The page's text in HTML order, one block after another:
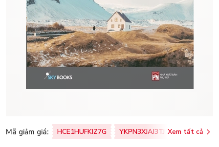
Mã giảm giá: HCE1HUFKIZ7G YKPN3XJAJ3TJ Xem tất cả